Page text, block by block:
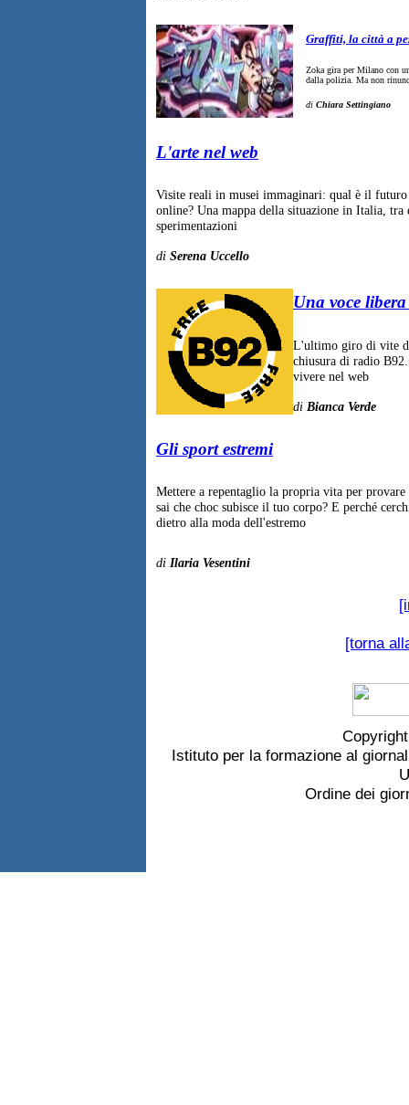
Graffiti, la città a
Zoka gira per Milano con
dalla polizia. Ma non
di Chiara Settingiano
L'arte nel web
Visite reali in musei immaginari: qual è il
online? Una mappa della situazione in Italia,
sperimentazioni
di Serena Uccello
Una voce
L'ultimo giro di vite
chiusura di radio
vivere nel web
di Bianca Verde
Gli sport estremi
Mettere a repentaglio la propria vita per
sai che choc subisce il tuo corpo? E perché
dietro alla moda dell'estremo
di Ilaria Vesentini
[torna
Istituto per la formazione al
Ordine dei